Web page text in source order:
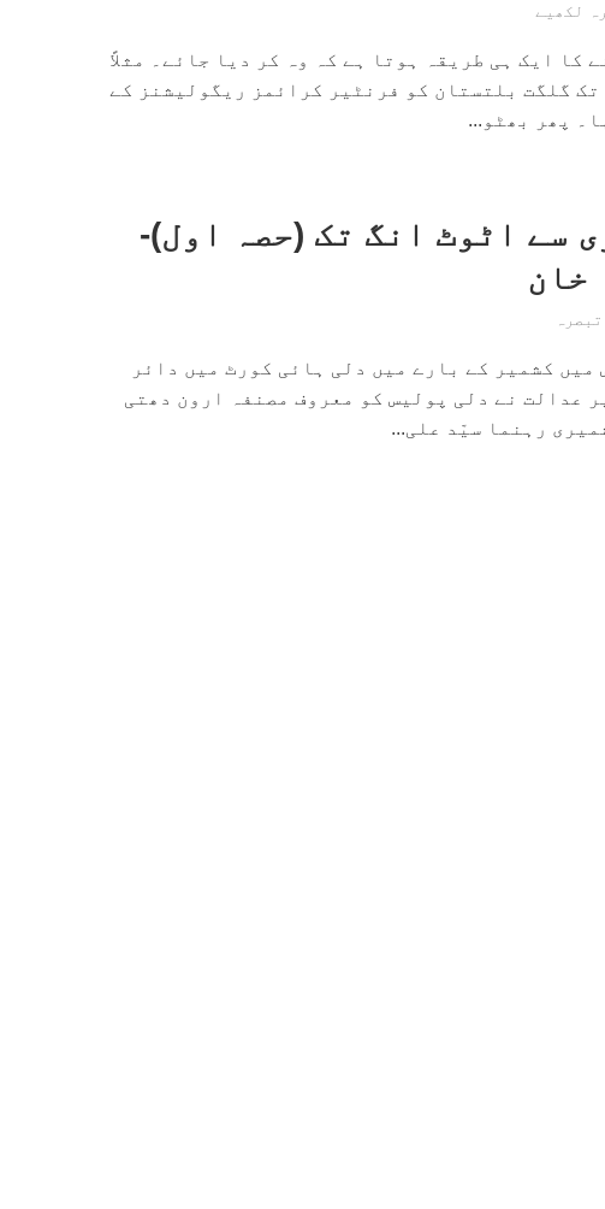
لکھیے
کا ایک ہی طریقہ ہوتا ہے کہ وہ کر دیا جائے۔ مثلاً
گلگت بلتستان کو فرنٹیر کرائمز ریگولیشنز کے
پھر بھٹو...
سے اٹوٹ انگ تک (حصہ اول)-
خان
میں کشمیر کے بارے میں دلی ہائی کورٹ میں دائر
عدالت نے دلی پولیس کو معروف مصنفہ ارون دھتی
رہنما سیّد علی...